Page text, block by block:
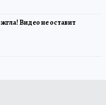
Видео не оставит